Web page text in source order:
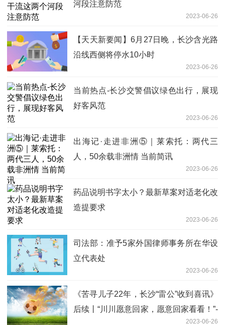
河段注意防范
2023-06-26
【天天新要闻】6月27日晚，长沙含光路
沿线西侧将停水10小时
2023-06-26
当前热点-长沙交警倡议绿色出行，展现
好客风范
2023-06-26
出海记·走进非洲⑤｜莱索托：两代三
人，50余载非洲情 当前简讯
2023-06-26
药品说明书字太小？最新草案对适老化改
造提要求
2023-06-26
司法部：准予5家外国律师事务所在华设
立代表处
2023-06-26
《苦寻儿子22年，长沙“雷公”收到喜讯》
后续丨“川川愿意回家，愿意回家看看！”-
2023-06-26